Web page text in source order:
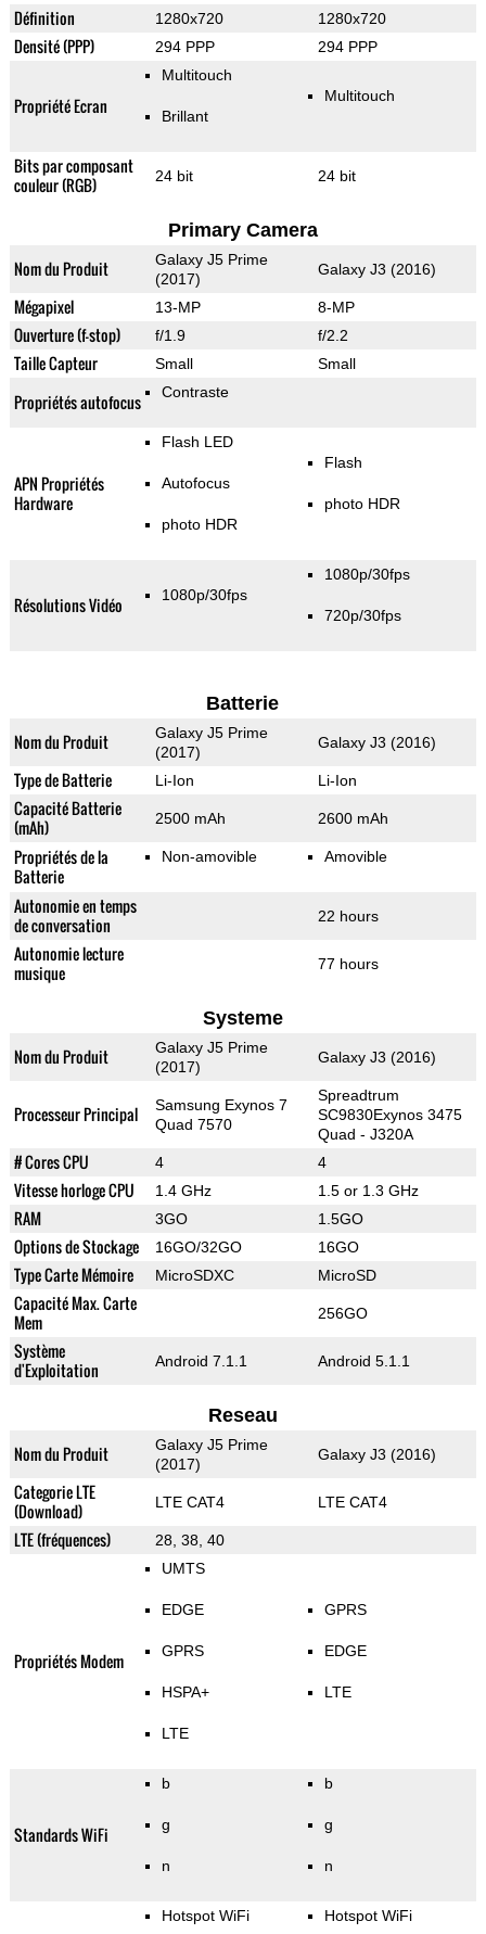
Définition
1280x720 1280x720
Densité (PPP) 294 PPP 294 PPP
Propriété Ecran
Multitouch
Brillant
Multitouch
Bits par composant
couleur (RGB)
24 bit 24 bit
Primary Camera
Nom du Produit
Galaxy J5 Prime
(2017)
Galaxy J3 (2016)
Mégapixel 13-MP 8-MP
Ouverture (f-stop) f/1.9 f/2.2
Taille Capteur Small Small
Propriétés autofocus Contraste
APN Propriétés
Hardware
Flash LED
Autofocus
photo HDR
Flash
photo HDR
Résolutions Vidéo 1080p/30fps
1080p/30fps
720p/30fps
Batterie
Nom du Produit
Galaxy J5 Prime
(2017)
Galaxy J3 (2016)
Type de Batterie Li-Ion Li-Ion
Capacité Batterie
(mAh)
2500 mAh 2600 mAh
Propriétés de la
Batterie
Non-amovible Amovible
Autonomie en temps
de conversation
22 hours
Autonomie lecture
musique
77 hours
Systeme
Nom du Produit
Galaxy J5 Prime
(2017)
Galaxy J3 (2016)
Processeur Principal
Samsung Exynos 7
Quad 7570
Spreadtrum
SC9830Exynos 3475
Quad - J320A
# Cores CPU 4 4
Vitesse horloge CPU 1.4 GHz 1.5 or 1.3 GHz
RAM 3GO 1.5GO
Options de Stockage 16GO/32GO 16GO
Type Carte Mémoire MicroSDXC MicroSD
Capacité Max. Carte
Mem
256GO
Système
d'Exploitation
Android 7.1.1 Android 5.1.1
Reseau
Nom du Produit
Galaxy J5 Prime
(2017)
Galaxy J3 (2016)
Categorie LTE
(Download)
LTE CAT4 LTE CAT4
LTE (fréquences) 28, 38, 40
Propriétés Modem
UMTS
EDGE
GPRS
HSPA+
LTE
GPRS
EDGE
LTE
Standards WiFi
b
g
n
b
g
n
Hotspot WiFi Hotspot WiFi